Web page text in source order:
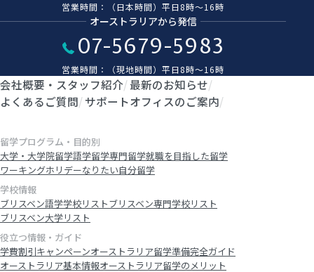
営業時間：（日本時間）平日8時〜16時
オーストラリアから発信
07-5679-5983
営業時間：（現地時間）平日8時〜16時
会社概要・スタッフ紹介 最新のお知らせ
よくあるご質問 サポートオフィスのご案内
留学プログラム・目的別
大学・大学院留学語学留学専門留学就職を目指した留学
ワーキングホリデーなりたい自分留学
学校情報
ブリスベン語学学校リストブリスベン専門学校リスト
ブリスベン大学リスト
役立つ情報・ガイド
学費割引キャンペーンオーストラリア留学準備完全ガイド
オーストラリア基本情報オーストラリア留学のメリット